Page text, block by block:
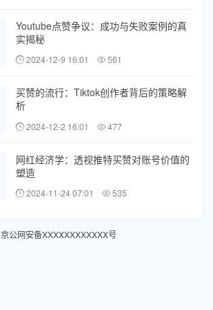
Youtube点赞争议：成功与失败案例的真
实揭秘
2024-12-9 16:01 561
买赞的流行：Tiktok创作者背后的策略解
析
2024-12-2 16:01 477
网红经济学：透视推特买赞对账号价值的
塑造
2024-11-24 07:01 535
京公网安备XXXXXXXXXXXX号